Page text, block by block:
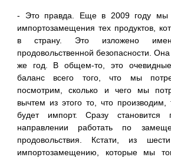
- Это правда. Еще в 2009 году мы
импортозамещения тех продуктов,
в страну. Это изложено
продовольственной безопасности.
же год. В общем-то, это
баланс всего того, что мы
посмотрим, сколько и чего мы
вычтем из этого то, что
будет импорт. Сразу становится
направлении работать по
продовольствия. Кстати, из
импортозамещению, которые мы